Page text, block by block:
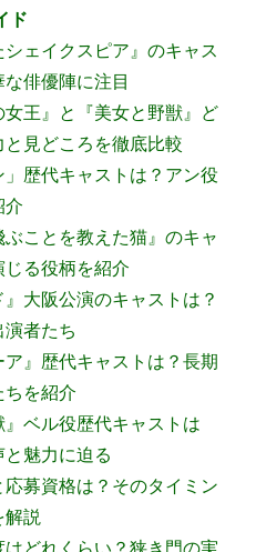
ド
ェイクスピア』のキャス
な俳優陣に注目
王』と『美女と野獣』ど
見どころを徹底比較
歴代キャストは？アン役
介
ことを教えた猫』のキャ
じる役柄を紹介
大阪公演のキャストは？
者たち
』歴代キャストは？長期
ちを紹介
ベル役歴代キャストは
魅力に迫る
募資格は？そのタイミン
解説